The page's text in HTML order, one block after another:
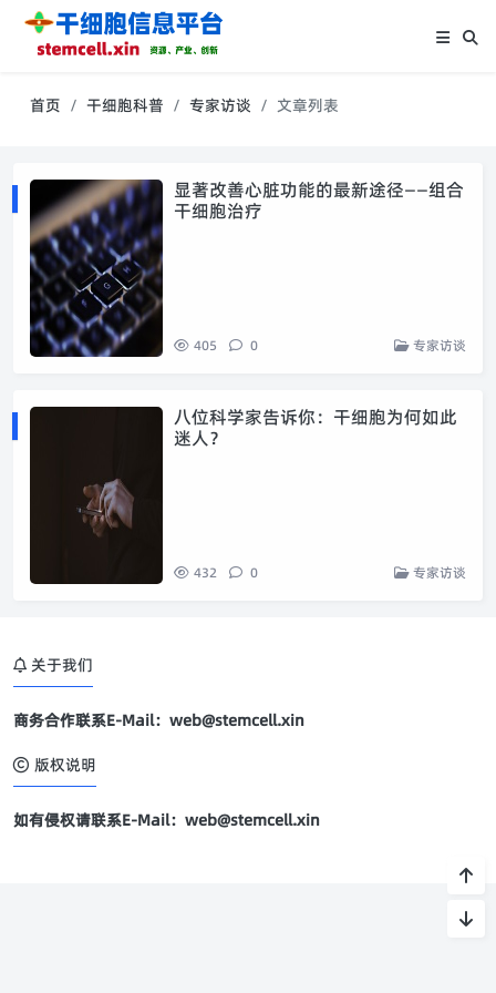
首页 干细胞科普 专家访谈 文章列表
显著改善心脏功能的最新途径——组合
干细胞治疗
405 0 专家访谈
八位科学家告诉你：干细胞为何如此
迷人？
432 0 专家访谈
关于我们
商务合作联系E-Mail：web@stemcell.xin
版权说明
如有侵权请联系E-Mail：web@stemcell.xin